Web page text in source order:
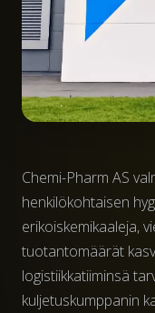
Chemi-Pharm AS
henkilökohtaisen
erikoiskemikaaleja,
tuotantomäärät
logistiikkatiiminsä
kuljetuskumppanin